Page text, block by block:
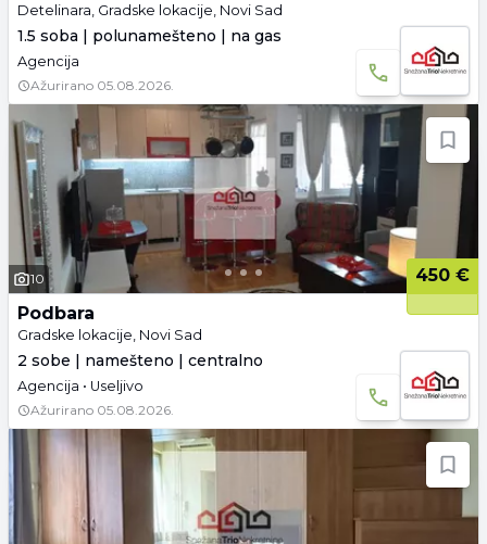
Detelinara, Gradske lokacije, Novi Sad
1.5 soba | polunamešteno | na gas
Agencija
Ažurirano 05.08.2026.
10
450 €
Podbara
Gradske lokacije, Novi Sad
2 sobe | namešteno | centralno
Agencija • Useljivo
Ažurirano 05.08.2026.